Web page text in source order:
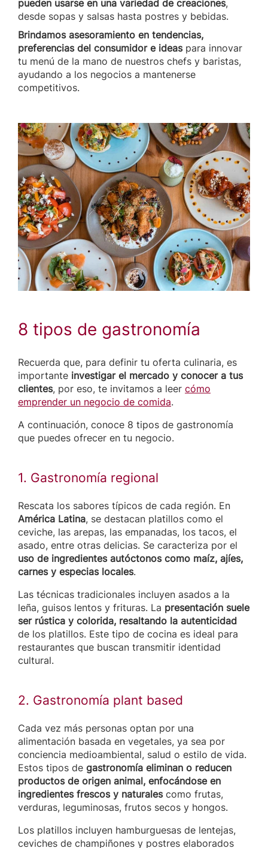
pueden usarse en una variedad de creaciones,
desde sopas y salsas hasta postres y bebidas.
Brindamos asesoramiento en tendencias,
preferencias del consumidor e ideaspara innovar
tu menú de la mano de nuestros chefs y baristas,
ayudando a los negocios a mantenerse
competitivos.
8 tipos de gastronomía
Recuerda que, para definir tu oferta culinaria, es
importante investigar el mercado y conocer a tus
clientes, por eso, te invitamos a leer cómo
emprender un negocio de comida.
A continuación, conoce 8 tipos de gastronomía
que puedes ofrecer en tu negocio.
1. Gastronomía regional
Rescata los sabores típicos de cada región. En
América Latina, se destacan platillos como el
ceviche, las arepas, las empanadas, los tacos, el
asado, entre otras delicias. Se caracteriza por el
uso de ingredientes autóctonos como maíz, ajíes,
carnes y especias locales.
Las técnicas tradicionales incluyen asados a la
leña, guisos lentos y frituras. La presentación suele
ser rústica y colorida, resaltando la autenticidad
de los platillos. Este tipo de cocina es ideal para
restaurantes que buscan transmitir identidad
cultural.
2. Gastronomía plant based
Cada vez más personas optan por una
alimentación basada en vegetales, ya sea por
conciencia medioambiental, salud o estilo de vida.
Estos tipos de gastronomía eliminan o reducen
productos de origen animal, enfocándose en
ingredientes frescos y naturalescomo frutas,
verduras, leguminosas, frutos secos y hongos.
Los platillos incluyen hamburguesas de lentejas,
ceviches de champiñones y postres elaborados